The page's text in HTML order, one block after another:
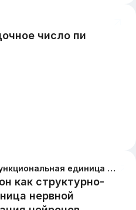
Нейрон как структурно-функциональная единица нервной системы. Классификация нейронов